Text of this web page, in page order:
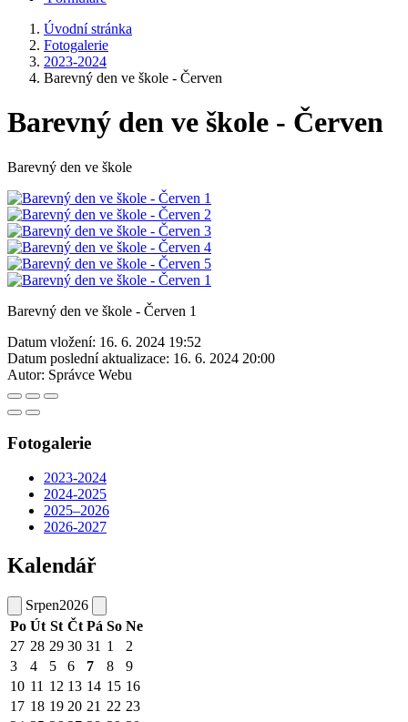
Úvodní stránka
Fotogalerie
2023-2024
Barevný den ve škole - Červen
Barevný den ve škole - Červen
Barevný den ve škole
Barevný den ve škole - Červen 1
Datum vložení: 16. 6. 2024 19:52
Datum poslední aktualizace: 16. 6. 2024 20:00
Autor: Správce Webu
Fotogalerie
2023-2024
2024-2025
2025–2026
2026-2027
Kalendář
Srpen2026
Po Út St Čt Pá So Ne
27 28 29 30 31 1
2
3
4 5 6 7 8
9
10 11 12 13 14 15 16
17 18 19 20 21 22 23